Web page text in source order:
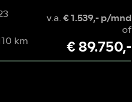
km
v.a.€ 1.539,- p/mnd
of
€ 89.750,-